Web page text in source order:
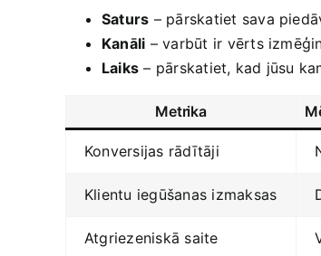
Saturs – pārskatiet sava
Kanāli – ‌varbūt ir vērts
Laiks – pārskatiet, kad jūsu
Metrika
Konversijas rādītāji
Klientu iegūšanas izmaksas
Atgriezeniskā saite